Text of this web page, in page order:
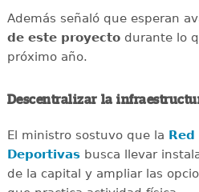
Además señaló que esperan
de este proyectodurante lo
próximo año.
Descentralizar la
El ministro sostuvo que la
Deportivasbusca llevar
de la capital y ampliar las